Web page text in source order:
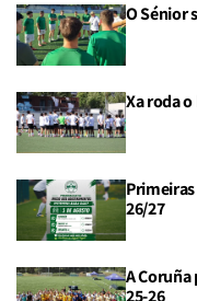
O Sénior
Xa roda
26/27
A
25-26